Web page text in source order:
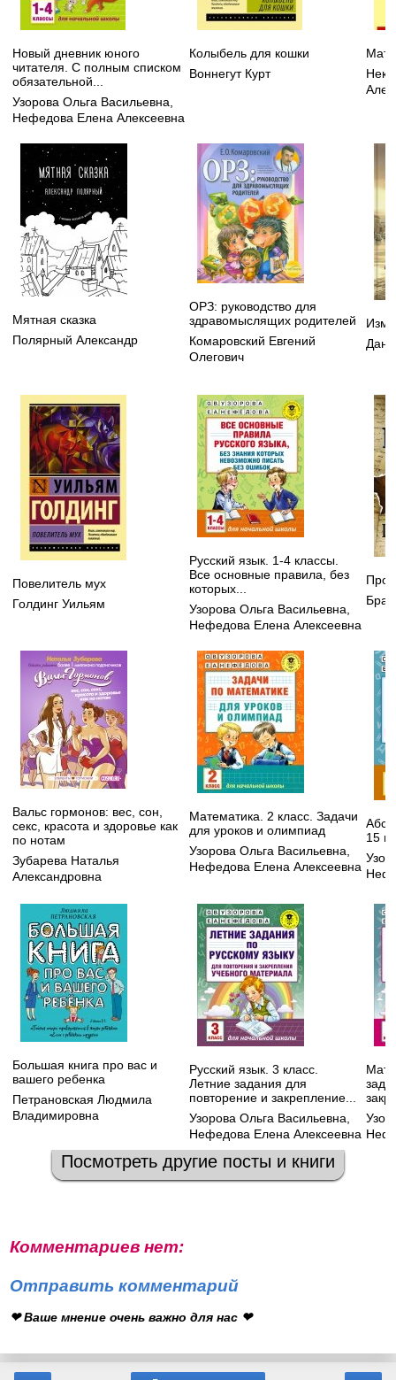
Новый дневник юного
читателя. С полным списком
обязательной...
Узорова Ольга Васильевна
Нефедова Елена Алексеевна
Колыбель для кошки
Воннегут Курт
Мятная сказка
Полярный Александр
ОРЗ: руководство для
здравомыслящих родителей
Комаровский Евгений
Олегович
Повелитель мух
Голдинг Уильям
Русский язык. 1-4 классы.
Все основные правила, без
которых...
Узорова Ольга Васильевна
Нефедова Елена Алексеевна
Вальс гормонов: вес, сон,
секс, красота и здоровье как
по нотам
Зубарева Наталья
Александровна
Математика. 2 класс. Задачи
для уроков и олимпиад
Узорова Ольга Васильевна
Нефедова Елена Алексеевна
15
Большая книга про вас и
вашего ребенка
Петрановская Людмила
Владимировна
Русский язык. 3 класс.
Летние задания для
повторение и закрепление...
Узорова Ольга Васильевна
Нефедова Елена Алексеевна
Посмотреть другие посты и книги
Комментариев нет:
Отправить комментарий
❤ Ваше мнение очень важно для нас ❤